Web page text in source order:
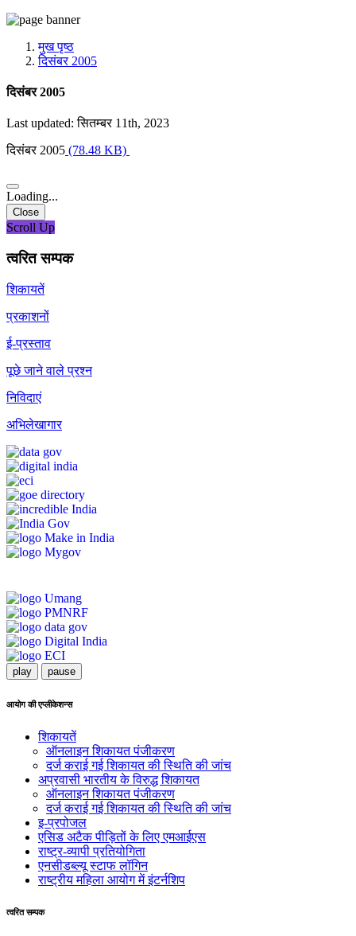
मुख पृष्ठ
दिसंबर 2005
दिसंबर 2005
Last updated: सितम्बर 11th, 2023
दिसंबर 2005 (78.48 KB)
Loading...
Close
Scroll Up
त्वरित सम्पक
शिकायतें
प्रकाशनों
ई-प्रस्ताव
पूछे जाने वाले प्रश्न
निविदाएं
अभिलेखागार
play pause
आयोग की एप्लीकेशन्स
शिकायतें
ऑनलाइन शिकायत पंजीकरण
दर्ज कराई गई शिकायत की स्थिति की जांच
अप्रवासी भारतीय के विरुद्ध शिकायत
ऑनलाइन शिकायत पंजीकरण
दर्ज कराई गई शिकायत की स्थिति की जांच
इ-प्रपोजल
एसिड अटैक पीड़ितों के लिए एमआईएस
राष्ट्र-व्यापी प्रतियोगिता
एनसीडब्ल्यू स्टाफ लॉगिन
राष्ट्रीय महिला आयोग में इंटर्नशिप
त्वरित सम्पक